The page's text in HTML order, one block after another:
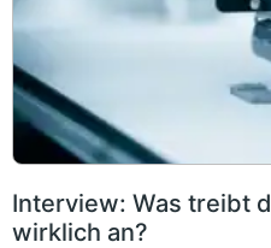
Interview: Was treibt
wirklich an?